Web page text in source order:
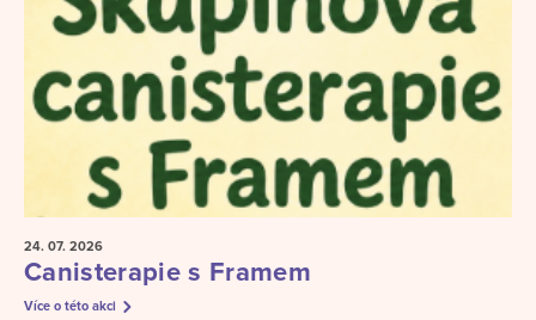
24. 07. 2026
Canisterapie s Framem
Více o této akci